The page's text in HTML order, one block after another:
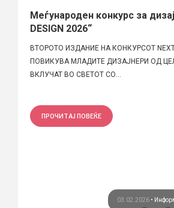
Меѓународен конкурс за
DESIGN 2026“
ВТОРОТО ИЗДАНИЕ НА КОНКУРСОТ NEXT
ПОВИКУВА МЛАДИТЕ ДИЗАЈНЕРИ ОД
ВКЛУЧАТ ВО СВЕТОТ СО...
ПРОЧИТАЈ ПОВЕЌЕ
03.02.2026 •